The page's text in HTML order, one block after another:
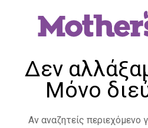
Δεν
Μόνο
Αν αναζητείς περιεχόμενο